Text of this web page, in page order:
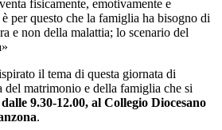
fisicamente, emotivamente e
per questo che la famiglia ha bisogno di
e non della malattia; lo scenario del
il tema di questa giornata di
del matrimonio e della famiglia che si
9.30-12.00, al Collegio Diocesano
.